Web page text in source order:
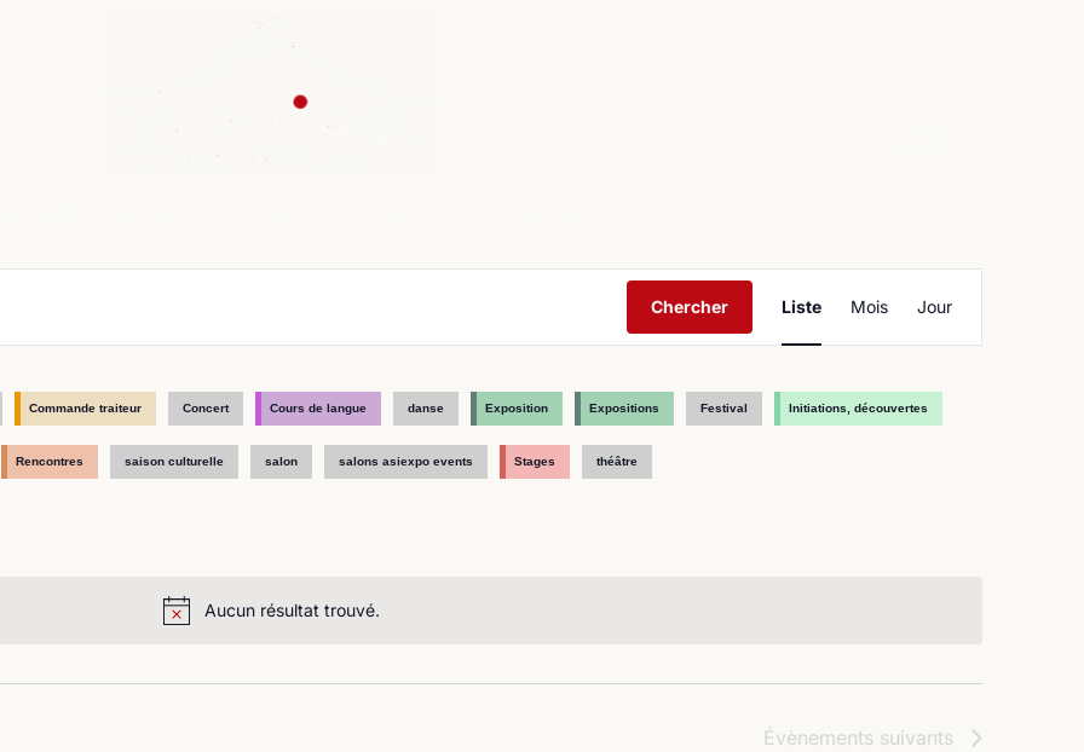
Aucun résultat trouvé.
Chercher
de
Évènement
Liste Mois Jour
Commande traiteur Concert Cours de langue danse Exposition Expositions Festival Initiations, découvertes
Rencontres saison culturelle salon salons asiexpo events Stages théâtre
Évènements suivants